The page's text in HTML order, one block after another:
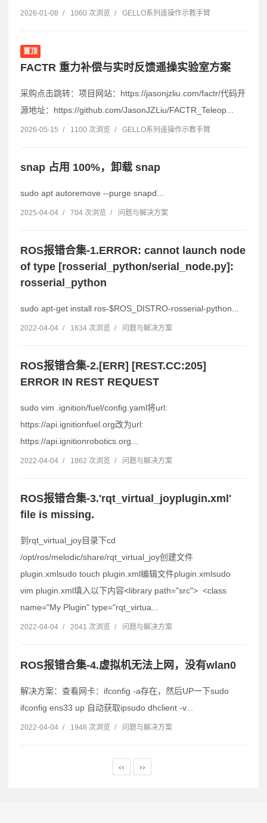
2026-01-08 / 1060 次浏览 / GELLO系列遥操作示教手臂
置顶
FACTR 重力补偿与实时反馈遥操实验室方案
采购点击跳转：项目网站：https://jasonjzliu.com/factr/代码开
源地址：https://github.com/JasonJZLiu/FACTR_Teleop...
2026-05-15 / 1100 次浏览 / GELLO系列遥操作示教手臂
snap 占用 100%，卸载 snap
sudo apt autoremove --purge snapd...
2025-04-04 / 704 次浏览 / 问题与解决方案
ROS报错合集-1.ERROR: cannot launch node
of type [rosserial_python/serial_node.py]:
rosserial_python
sudo apt-get install ros-$ROS_DISTRO-rosserial-python...
2022-04-04 / 1634 次浏览 / 问题与解决方案
ROS报错合集-2.[ERR] [REST.CC:205]
ERROR IN REST REQUEST
sudo vim .ignition/fuel/config.yaml将url:
https://api.ignitionfuel.org改为url:
https://api.ignitionrobotics.org...
2022-04-04 / 1862 次浏览 / 问题与解决方案
ROS报错合集-3.'rqt_virtual_joyplugin.xml'
file is missing.
到rqt_virtual_joy目录下cd
/opt/ros/melodic/share/rqt_virtual_joy创建文件
plugin.xmlsudo touch plugin.xml编辑文件plugin.xmlsudo
vim plugin.xml填入以下内容<library path="src"> <class
name="My Plugin" type="rqt_virtua...
2022-04-04 / 2041 次浏览 / 问题与解决方案
ROS报错合集-4.虚拟机无法上网，没有wlan0
解决方案：查看网卡：ifconfig -a存在，然后UP一下sudo
ifconfig ens33 up 自动获取ipsudo dhclient -v...
2022-04-04 / 1948 次浏览 / 问题与解决方案
‹‹ ››